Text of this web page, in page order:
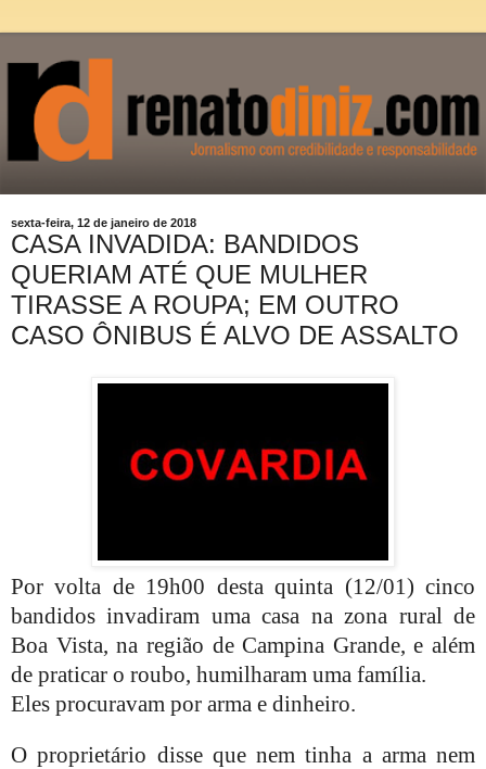
sexta-feira, 12 de janeiro de 2018
CASA INVADIDA: BANDIDOS
QUERIAM ATÉ QUE MULHER
TIRASSE A ROUPA; EM OUTRO
CASO ÔNIBUS É ALVO DE ASSALTO
Por volta de 19h00 desta quinta (12/01) cinco
bandidos invadiram uma casa na zona rural de
Boa Vista, na região de Campina Grande, e além
de praticar o roubo, humilharam uma família.
Eles procuravam por arma e dinheiro.
O proprietário disse que nem tinha a arma nem